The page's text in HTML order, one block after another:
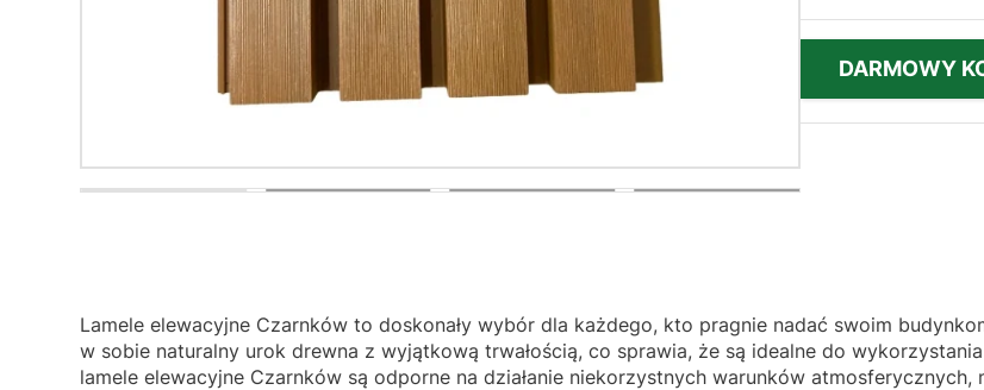
DARMOWY
Lamele elewacyjne Czarnków to doskonały wybór dla każdego, kto pragnie nadać swoim
w sobie naturalny urok drewna z wyjątkową trwałością, co sprawia, że są idealne do
lamele elewacyjne Czarnków są odporne na działanie niekorzystnych warunków